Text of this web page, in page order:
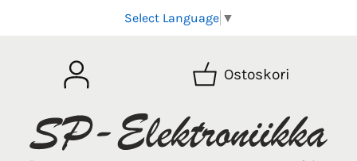
Select Language ▼
Ostoskori